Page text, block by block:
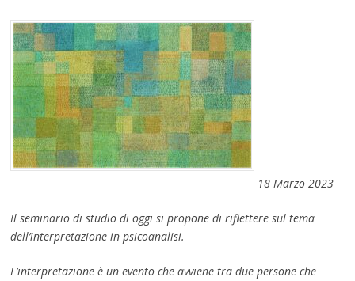
18 Marzo 2023
Il seminario di studio di oggi si propone di riflettere sul tema
dell’interpretazione in psicoanalisi.
L’interpretazione è un evento che avviene tra due persone che